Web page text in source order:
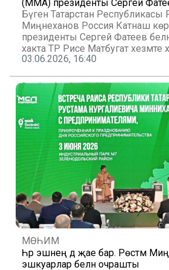
(MMA) президенты Сергей
Бүген Татарстан Республикасы
Миңнеханов Россия Катнаш
президенты Сергей Фатеев
хакта ТР Рәисе Матбугат хезмәте
03.06.2026, 16:40
МӨҺИМ
Һәр эшнең дә җае бар. Рөстәм
эшкуарлар белән очрашты